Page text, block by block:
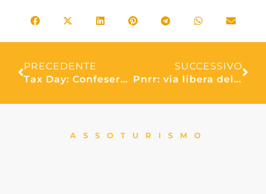
PRECEDENTE
Tax Day: Confesercenti, 30 novembre giovedì nero per le imprese, salasso da 50 miliardi
SUCCESSIVO
Pnrr: via libera della Commissione Ue alla quarta rata
ASSOTURISMO